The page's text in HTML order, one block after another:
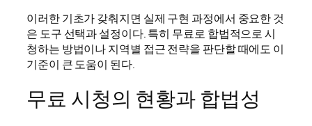
이러한 기초가 갖춰지면 실제 구현 과정에서 중요한 것
은 도구 선택과 설정이다. 특히 무료로 합법적으로 시
청하는 방법이나 지역별 접근 전략을 판단할 때에도 이
기준이 큰 도움이 된다.
무료 시청의 현황과 합법성